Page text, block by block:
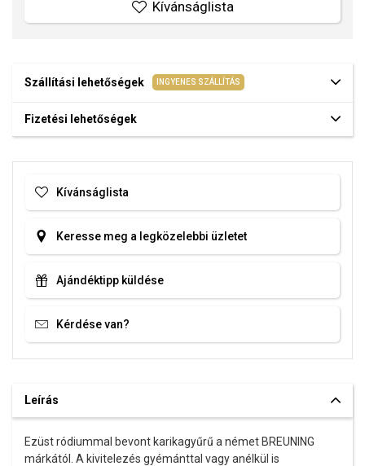
Kívánságlista
Szállítási lehetőségek INGYENES SZÁLLÍTÁS
Fizetési lehetőségek
Kívánságlista
Keresse meg a legközelebbi üzletet
Ajándéktipp küldése
Kérdése van?
Leírás
Ezüst ródiummal bevont karikagyűrű a német BREUNING
márkától. A kivitelezés gyémánttal vagy anélkül is